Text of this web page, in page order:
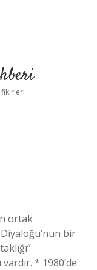
ortak
bir
* 1980’de